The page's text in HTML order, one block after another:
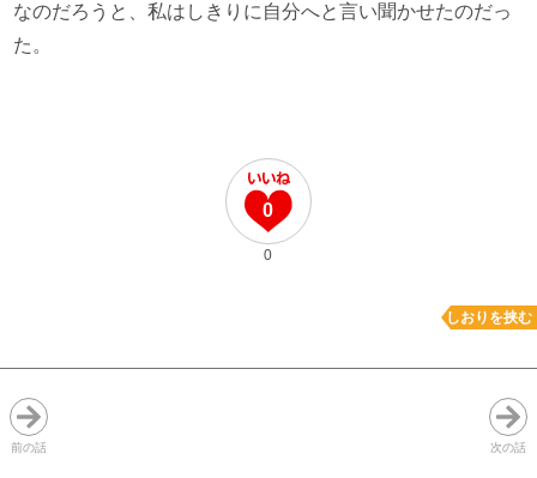
なのだろうと、私はしきりに自分へと言い聞かせたのだっ
た。
0
0
しおりを挟む
前の話 次の話